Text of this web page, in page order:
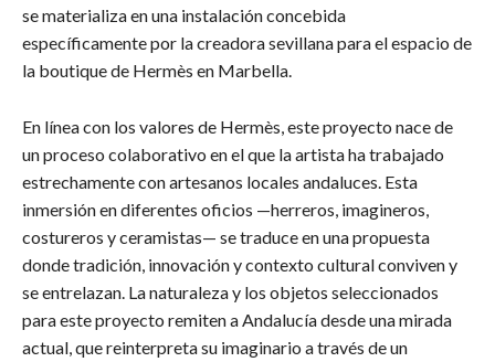
se materializa en una instalación concebida
específicamente por la creadora sevillana para el espacio de
la boutique de Hermès en Marbella.
En línea con los valores de Hermès, este proyecto nace de
un proceso colaborativo en el que la artista ha trabajado
estrechamente con artesanos locales andaluces. Esta
inmersión en diferentes oficios —herreros, imagineros,
costureros y ceramistas— se traduce en una propuesta
donde tradición, innovación y contexto cultural conviven y
se entrelazan. La naturaleza y los objetos seleccionados
para este proyecto remiten a Andalucía desde una mirada
actual, que reinterpreta su imaginario a través de un